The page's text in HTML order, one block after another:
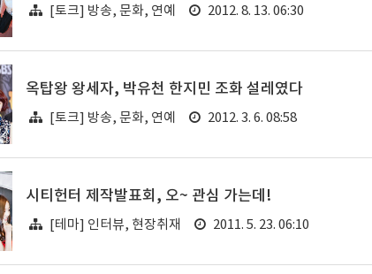
[토크] 방송, 문화, 연예 2012. 8. 13. 06:30
옥탑왕 왕세자, 박유천 한지민 조화 설레였다
[토크] 방송, 문화, 연예 2012. 3. 6. 08:58
시티헌터 제작발표회, 오~ 관심 가는데!
[테마] 인터뷰, 현장취재 2011. 5. 23. 06:10